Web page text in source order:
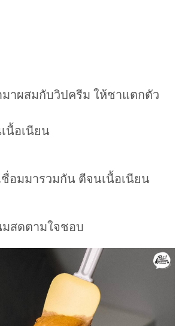
มาผสมกับวิปครีม ให้ชาแตกตัว
นื้อเนียน
ชื่อมมารวมกัน ตีจนเนื้อเนียน
สดตามใจชอบ